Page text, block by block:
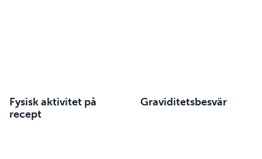
Fysisk aktivitet på
recept
Graviditetsbesvär